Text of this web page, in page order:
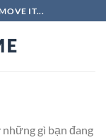
IT...
gì bạn đang